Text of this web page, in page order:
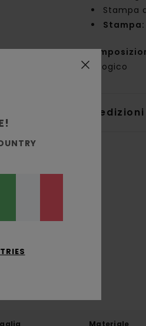
Stampa
Stampa:
biologico
Materiale